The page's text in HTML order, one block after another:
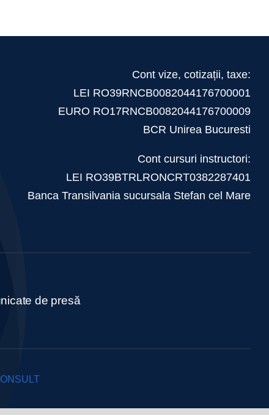
Cont vize, cotizații, taxe:
LEI RO39RNCB0082044176700001
EURO RO17RNCB0082044176700009
BCR Unirea Bucuresti
Cont cursuri instructori:
LEI RO39BTRLRONCRT0382287401
Banca Transilvania sucursala Stefan cel Mare
de presă